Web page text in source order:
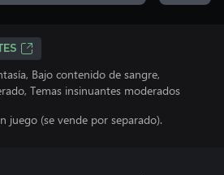
Bajo contenido de sangre,
Temas insinuantes moderados
juego (se vende por separado).